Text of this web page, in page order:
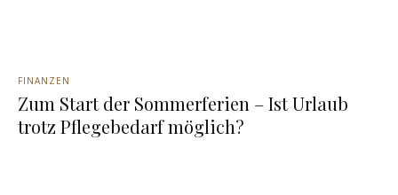
FINANZEN
Zum Start der Sommerferien – Ist Urlaub
trotz Pflegebedarf möglich?